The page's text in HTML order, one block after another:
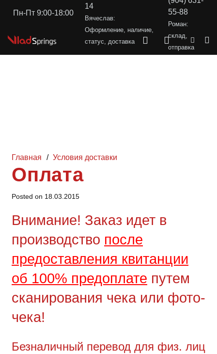
Пн-Пт 9:00-18:00
14
Вячеслав:
Оформление, наличие,
статус, доставка
55-88
Роман:
склад,
отправка
Главная / Условия доставки
Оплата
Posted on 18.03.2015
Внимание! Заказ идет в
производство после
предоставления квитанции
об 100% предоплате путем
сканирования чека или фото-
чека!
Безналичный перевод для физ. лиц